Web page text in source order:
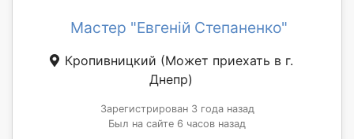
Мастер "Евгеній Степаненко"
Кропивницкий (Может приехать в г.
Днепр)
Зарегистрирован 3 года назад
Был на сайте 6 часов назад